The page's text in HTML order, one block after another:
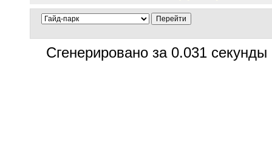
Сгенерировано за 0.031